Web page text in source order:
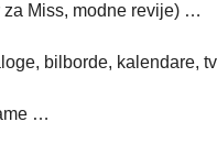
Miss, modne revije) …
bilborde, kalendare,
…